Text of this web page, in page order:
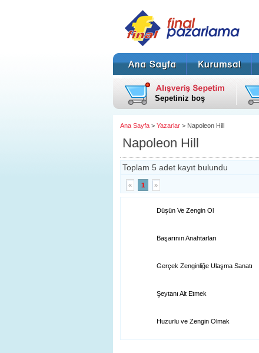
Sepetiniz boş
Ana Sayfa > Yazarlar > Napoleon Hill
Napoleon Hill
Toplam 5 adet kayıt bulundu
« 1 »
Düşün Ve Zengin Ol
Başarının Anahtarları
Gerçek Zenginliğe Ulaşma Sanatı
Şeytanı Alt Etmek
Huzurlu ve Zengin Olmak